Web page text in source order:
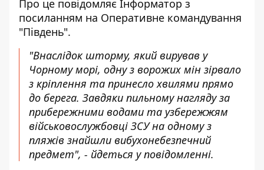
Про це повідомляє Інформатор з
посиланням на Оперативне командування
"Південь".
"Внаслідок шторму, який вирував у
Чорному морі, одну з ворожих мін зірвало
з кріплення та принесло хвилями прямо
до берега. Завдяки пильному нагляду за
прибережними водами та узбережжям
військовослужбовці ЗСУ на одному з
пляжів знайшли вибухонебезпечний
предмет", - йдеться у повідомленні.